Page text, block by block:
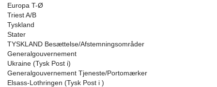
Europa T-Ø
Triest A/B
Tyskland
Stater
TYSKLAND Besættelse/Afstemningsområder
Generalgouvernement
Ukraine (Tysk Post i)
Generalgouvernement Tjeneste/Portomærker
Elsass-Lothringen (Tysk Post i )